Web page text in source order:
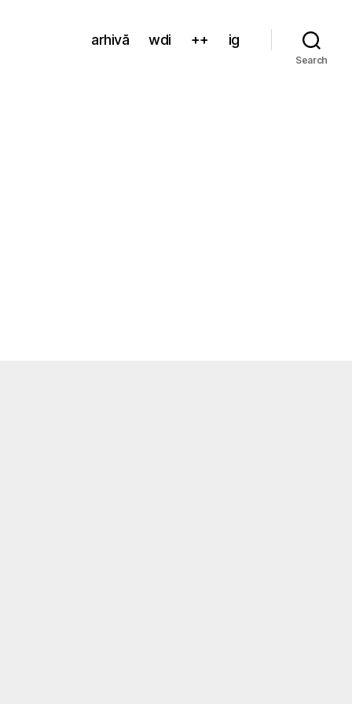
arhivă wdi ++ ig
Search